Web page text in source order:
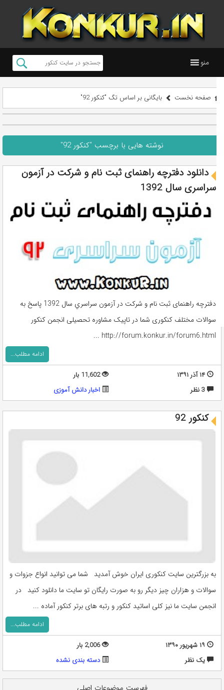
منو
صفحه نخست بایگانی بر اساس تگ "کنکور 92"
نوشته هایی با برچسب "کنکور 92"
دانلود دفترچه راهنمای ثبت نام و شرکت در آزمون
سراسری سال 1392
دفترچه راهنمای ثبت نام و شرکت در آزمون سراسري سال 1392 پاسخ به
سوالات مختلف کنکوری شما در تاپیک مشاوره تحصیلی انجمن کنکور
http://forum.konkur.in/forum6.html ...
ادامه مطلب...
۱۴ آذر ۱۳۹۱
11,602 بار
3 نظر
اخبار دانش آموزی
کنکور 92
به بزرگترین سایت کنکوری ایران خوش آمدید شما می توانید انواع جزوات و
سوالات و هزاران چیز دیگر رو به صورت رایگان تو سایت ما دانلود کنید در
انجمن سایت ما نیز کلی اساتید کنکور و رتبه های برتر کنکور آماده ...
ادامه مطلب...
۱۹ شهریور ۱۳۹۰
2,006 بار
يک نظر
دسته بندی نشده